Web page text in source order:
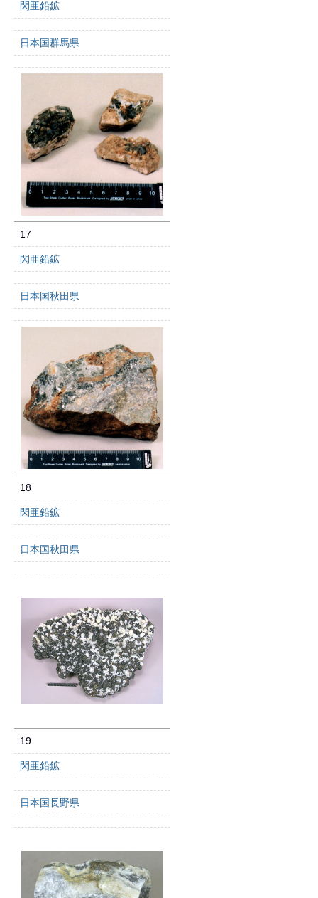
閃亜鉛鉱
日本国群馬県
17
閃亜鉛鉱
日本国秋田県
18
閃亜鉛鉱
日本国秋田県
19
閃亜鉛鉱
日本国長野県